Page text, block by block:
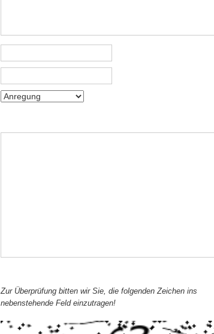
Zur Überprüfung bitten wir Sie, die folgenden Zeichen ins
nebenstehende Feld einzutragen!